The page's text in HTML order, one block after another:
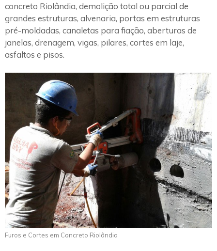
concreto Riolândia, demolição total ou parcial de
grandes estruturas, alvenaria, portas em estruturas
pré-moldadas, canaletas para fiação, aberturas de
janelas, drenagem, vigas, pilares, cortes em laje,
asfaltos e pisos.
Furos e Cortes em Concreto Riolândia